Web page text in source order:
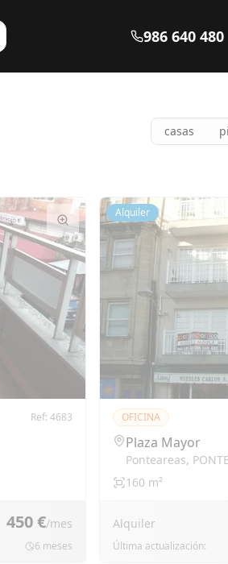
986 640 480
casas
Ref: 4683
450 €/mes
6 meses
Alquiler
OFICINA
Plaza Mayor
Ponteareas,
160 m²
Alquiler
Última actualización: